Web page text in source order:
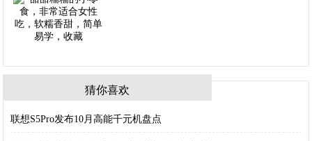
猜你喜欢
联想S5Pro发布10月高能千元机盘点